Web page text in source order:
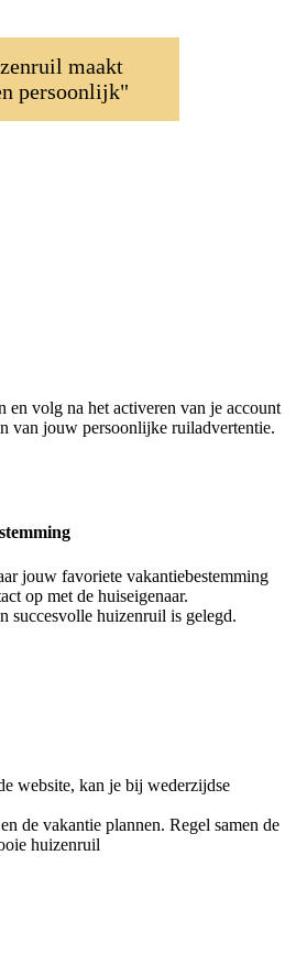
maakt
persoonlijk"
en volg na het activeren van je account
van jouw persoonlijke ruiladvertentie.
jouw favoriete vakantiebestemming
op met de huiseigenaar.
succesvolle huizenruil is gelegd.
website, kan je bij wederzijdse
de vakantie plannen. Regel samen de
huizenruil